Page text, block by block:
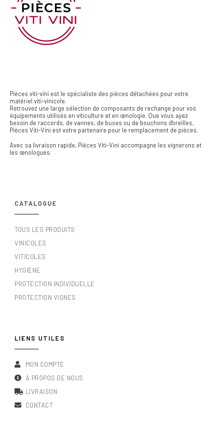
Pièces viti-vini est le spécialiste des pièces détachées pour votre
matériel viti-vinicole.
Retrouvez une large sélection de composants de rechange pour vos
équipements utilisés en viticulture et en œnologie. Que vous ayez
besoin de raccords, de vannes, de buses ou de bouchons d'oreilles,
Pièces Viti-Vini est votre partenaire pour le remplacement de pièces.
Avec sa livraison rapide, Pièces Viti-Vini accompagne les vignerons et
les œnologues.
CATALOGUE
TOUS LES PRODUITS
VINICOLES
VITICOLES
HYGIÈNE
PROTECTION INDIVIDUELLE
PROTECTION VIGNES
LIENS UTILES
MON COMPTE
À PROPOS DE NOUS
LIVRAISON
CONTACT